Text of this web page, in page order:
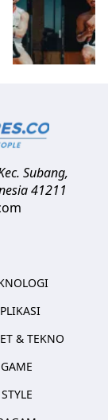
Subang,
41211
& TEKNO
GAME
STYLE